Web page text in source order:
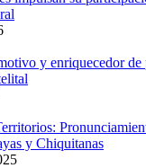
y enriquecedor de
y Chiquitanas